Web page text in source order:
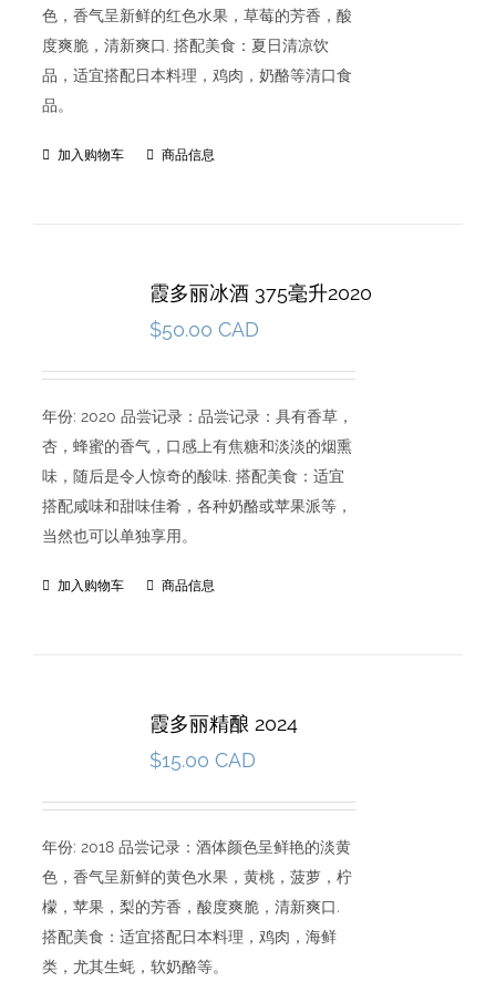
色，香气呈新鲜的红色水果，草莓的芳香，酸
度爽脆，清新爽口. 搭配美食：夏日清凉饮
品，适宜搭配日本料理，鸡肉，奶酪等清口食
品。
加入购物车 商品信息
霞多丽冰酒 375毫升2020
$50.00 CAD
年份: 2020 品尝记录：品尝记录：具有香草，
杏，蜂蜜的香气，口感上有焦糖和淡淡的烟熏
味，随后是令人惊奇的酸味. 搭配美食：适宜
搭配咸味和甜味佳肴，各种奶酪或苹果派等，
当然也可以单独享用。
加入购物车 商品信息
霞多丽精酿 2024
$15.00 CAD
年份: 2018 品尝记录：酒体颜色呈鲜艳的淡黄
色，香气呈新鲜的黄色水果，黄桃，菠萝，柠
檬，苹果，梨的芳香，酸度爽脆，清新爽口.
搭配美食：适宜搭配日本料理，鸡肉，海鲜
类，尤其生蚝，软奶酪等。